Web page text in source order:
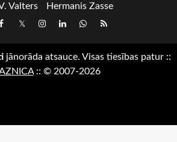
Valters
Hermanis Zasse
TwitterInstagram
LinkedInwhatsapp
RSS
jānorāda atsauce. Visas tiesības patur ::
:: © 2007-2026